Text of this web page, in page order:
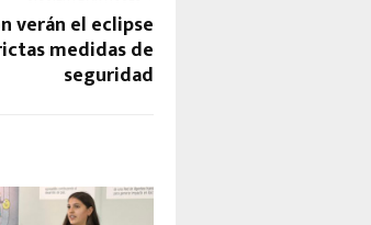
verán el eclipse
medidas de
seguridad